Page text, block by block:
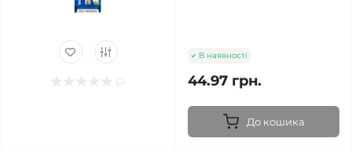
В наявності
44.97 грн.
До кошика